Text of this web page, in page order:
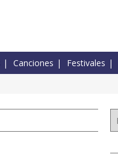
Canciones Festivales